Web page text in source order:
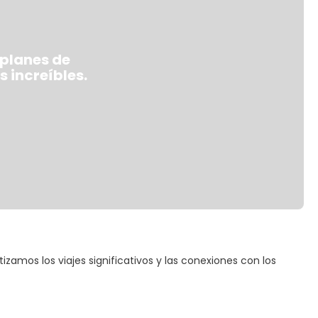
de
increíbles.
los viajes significativos y las conexiones con los